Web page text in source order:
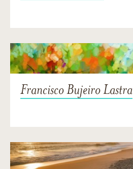
Francisco Bujeiro Lastra